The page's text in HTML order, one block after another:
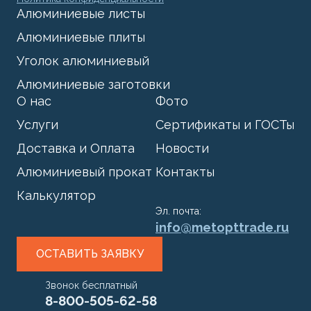
Алюминиевые листы
Алюминиевые плиты
Уголок алюминиевый
Алюминиевые заготовки
О нас
Услуги
Доставка и Оплата
Алюминиевый прокат
Калькулятор
Фото
Сертификаты и ГОСТы
Новости
Контакты
Эл. почта:
info@metopttrade.ru
ОСТАВИТЬ ЗАЯВКУ
Звонок бесплатный
8-800-505-62-58